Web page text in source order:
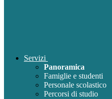
Servizi
Panoramica
Famiglie e studenti
Personale scolastico
Percorsi di studio